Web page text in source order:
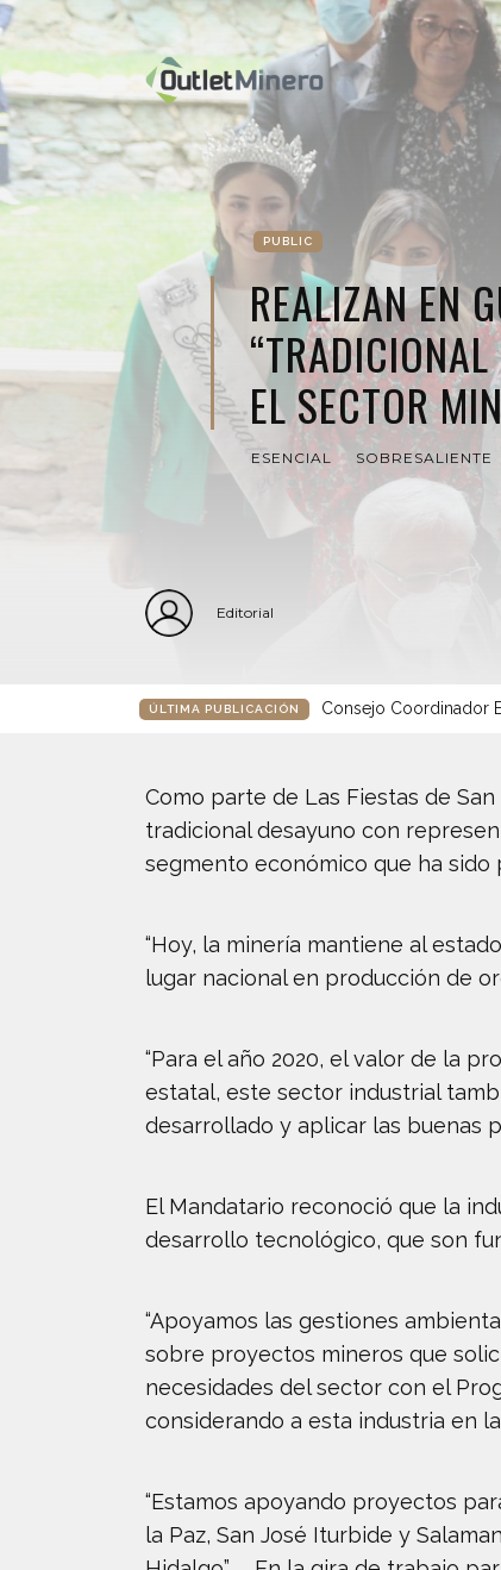
PUBLIC
REALIZAN EN
EL SECTOR
ESENCIAL SOBRESALIENTE
Editorial
ÚLTIMA PUBLICACIÓN Consejo Coordinador
Como parte de Las Fiestas de
tradicional desayuno con
segmento económico que ha sido
“Hoy, la minería mantiene al
lugar nacional en producción de
“Para el año 2020, el valor de la
estatal, este sector industrial
desarrollado y aplicar las buenas
El Mandatario reconoció que la
desarrollo tecnológico, que son
“Apoyamos las gestiones
sobre proyectos mineros que
necesidades del sector con el
considerando a esta industria en
“Estamos apoyando proyectos
la Paz, San José Iturbide y